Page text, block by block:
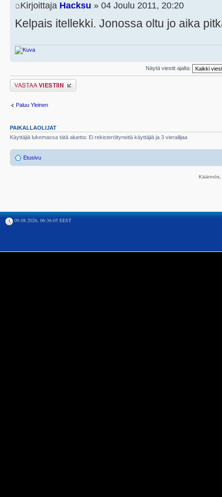
Kirjoittaja Hacksu » 04 Joulu 2011, 20:20
Kelpais itellekki. Jonossa oltu jo aika
Näytä viestit ajalta:
Lähetä vastaus
Paluu Yleinen
PAIKALLAOLIJAT
Käyttäjiä lukemassa tätä aluetta: Ei rekisteröityneitä käyttäjiä ja 3 vierailijaa
Etusivu
09.08.2026, 06:36:05 EEST